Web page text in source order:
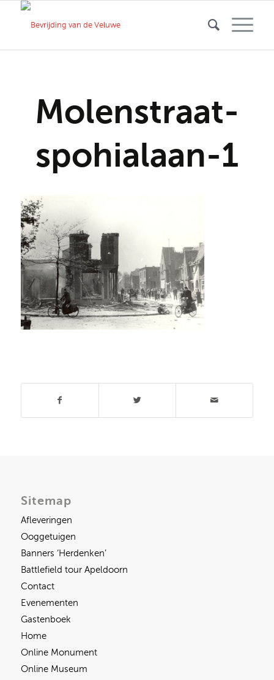
Molenstraat-
spohialaan-1
Sitemap
Afleveringen
Ooggetuigen
Banners ‘Herdenken’
Battlefield tour Apeldoorn
Contact
Evenementen
Gastenboek
Home
Online Monument
Online Museum